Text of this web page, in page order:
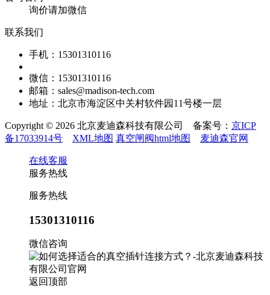
询价请加微信
联系我们
手机：15301310116
微信：15301310116
邮箱：sales@madison-tech.com
地址：北京市海淀区中关村软件园11号楼一层
Copyright © 2026 北京麦迪森科技有限公司 备案号： 京ICP
备17033914号
XML地图 真空闸阀html地图 麦迪森官网
在线客服
服务热线
服务热线
15301310116
微信咨询
返回顶部